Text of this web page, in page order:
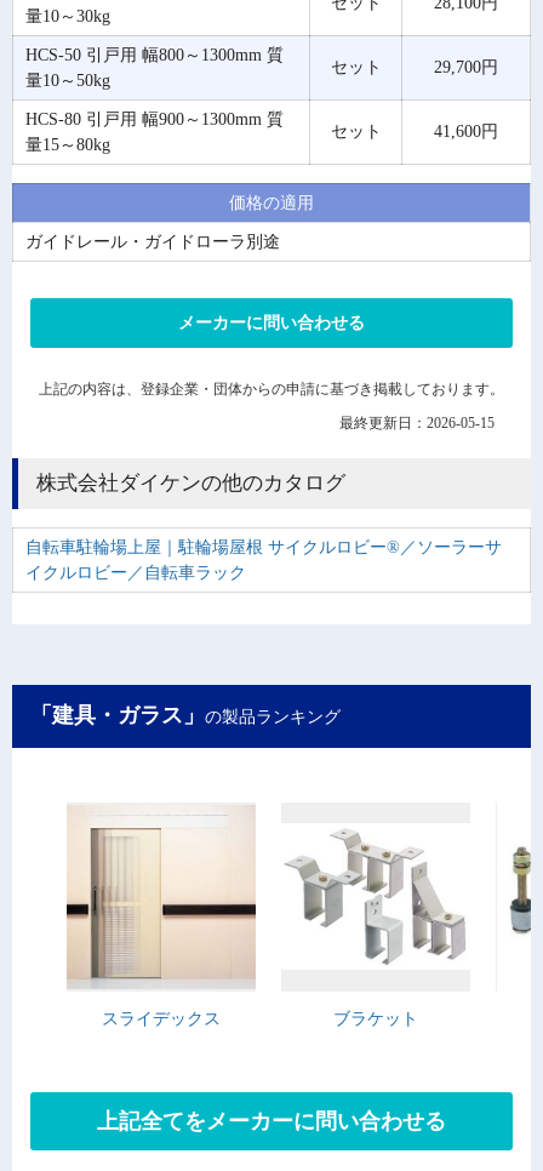
量10～30kg
HCS-50 引戸用 幅800～1300mm 質
量10～50kg
セット 29,700円
HCS-80 引戸用 幅900～1300mm 質
量15～80kg
セット 41,600円
価格の適用
ガイドレール・ガイドローラ別途
メーカーに問い合わせる
上記の内容は、登録企業・団体からの申請に基づき掲載しております。
最終更新日：2026-05-15
株式会社ダイケンの他のカタログ
自転車駐輪場上屋｜駐輪場屋根 サイクルロビー®／ソーラーサ
イクルロビー／自転車ラック
「建具・ガラス」 の製品ランキング
スライデックス ブラケット
上記全てをメーカーに問い合わせる